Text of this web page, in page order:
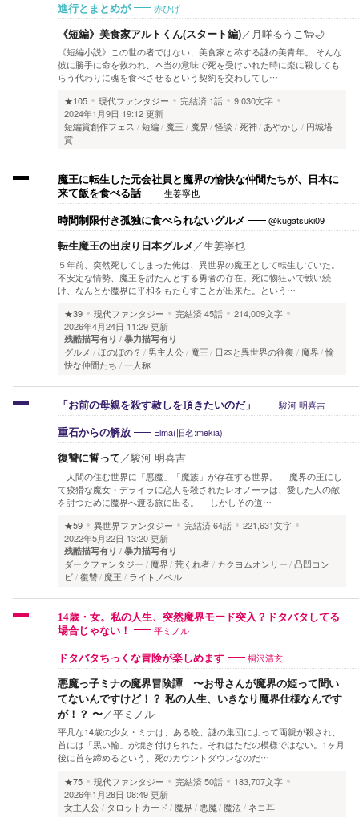
進行とまとめが 赤ひげ
《短編》美食家アルトくん(スタート編)／ 月咩るうこ🐑🌙
《短編小説》この世の者ではない、美食家と称する謎の美青年。 そんな
彼に勝手に命を救われ、本当の意味で死を受けいれた時に楽に殺しても
らう代わりに魂を食べさせるという契約を交わしてし…
★105
現代ファンタジー 完結済 1話
9,030文字
2024年1月9日 19:12 更新
短編賞創作フェス
短編 魔王 魔界 怪談 死神 あやかし
円城塔
賞
魔王に転生した元会社員と魔界の愉快な仲間たちが、日本に
来て飯を食べる話
生姜寧也
時間制限付き孤独に食べられないグルメ @kugatsuki09
転生魔王の出戻り日本グルメ ／生姜寧也
５年前、突然死してしまった俺は、異世界の魔王として転生していた。
不安定な情勢、魔王を討たんとする勇者の存在。死に物狂いで戦い続
け、なんとか魔界に平和をもたらすことが出来た。という…
★39
現代ファンタジー 完結済45話
214,009文字
2026年4月24日 11:29 更新
残酷描写有り 暴力描写有り
グルメ ほのぼの？ 男主人公 魔王 日本と異世界の往復 魔界 愉
快な仲間たち
一人称
「お前の母親を殺す赦しを頂きたいのだ」 駿河 明喜吉
重石からの解放 Elma(旧名:mekia)
復讐に誓って／駿河 明喜吉
人間の住む世界に「悪魔」「魔族」が存在する世界。 魔界の王にし
て狡猾な魔女・デライラに恋人を殺されたレオノーラは、愛した人の敵
を討つために魔界へ渡る旅に出る。 しかしその道…
★59
異世界ファンタジー 完結済64話
221,631文字
2022年5月22日 13:20 更新
残酷描写有り 暴力描写有り
ダークファンタジー 魔界 荒くれ者 カクヨムオンリー 凸凹コン
ビ 復讐 魔王 ライトノベル
14歳・女。私の人生、突然魔界モード突入？ドタバタしてる
場合じゃない！
平ミノル
ドタバタちっくな冒険が楽しめます 桐沢清玄
悪魔っ子ミナの魔界冒険譚 〜お母さんが魔界の姫って聞い
てないんですけど！？ 私の人生、いきなり魔界仕様なんです
が！？ 〜／平ミノル
平凡な14歳の少女・ミナは、ある晩、謎の集団によって両親が殺され、
首には「黒い輪」が焼き付けられた。それはただの模様ではない。1ヶ月
後に首を締めるという、死のカウントダウンなのだ…
★75
現代ファンタジー 完結済50話
183,707文字
2026年1月28日 08:49 更新
女主人公
タロットカード 魔界 悪魔 魔法 ネコ耳